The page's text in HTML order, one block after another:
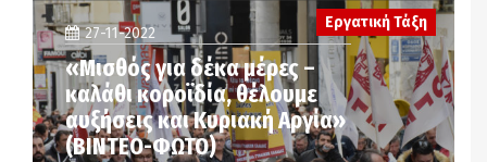
Εργατική Τάξη
27-11-2022
«Μισθός για δέκα μέρες –
καλάθι κοροϊδία, θέλουμε
αυξήσεις και Κυριακή Αργία»
(ΒΙΝΤΕΟ-ΦΩΤΟ)